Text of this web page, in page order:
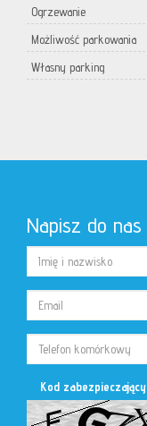
Ogrzewanie
Możliwość parkowania
Własny parking
Napisz do nas
Kod zabezpieczający